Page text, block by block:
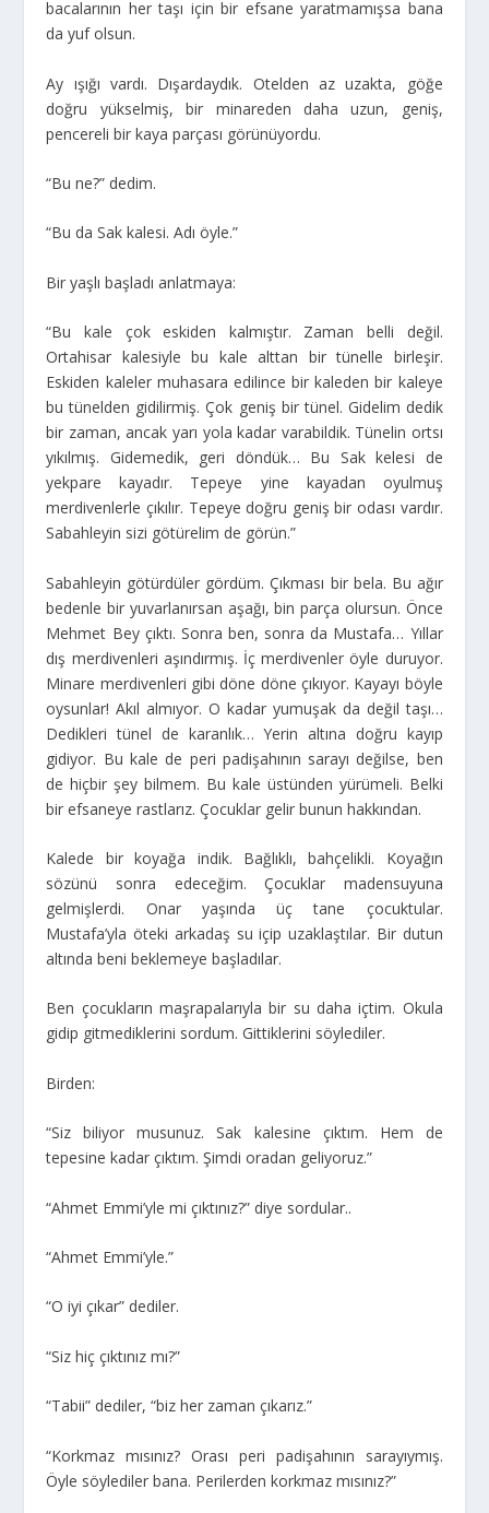
bacalarının her taşı için bir efsane yaratmamışsa bana
da yuf olsun.
Ay ışığı vardı. Dışardaydık. Otelden az uzakta, göğe
doğru yükselmiş, bir minareden daha uzun, geniş,
pencereli bir kaya parçası görünüyordu.
“Bu ne?” dedim.
“Bu da Sak kalesi. Adı öyle.”
Bir yaşlı başladı anlatmaya:
“Bu kale çok eskiden kalmıştır. Zaman belli değil.
Ortahisar kalesiyle bu kale alttan bir tünelle birleşir.
Eskiden kaleler muhasara edilince bir kaleden bir kaleye
bu tünelden gidilirmiş. Çok geniş bir tünel. Gidelim dedik
bir zaman, ancak yarı yola kadar varabildik. Tünelin ortsı
yıkılmış. Gidemedik, geri döndük… Bu Sak kelesi de
yekpare kayadır. Tepeye yine kayadan oyulmuş
merdivenlerle çıkılır. Tepeye doğru geniş bir odası vardır.
Sabahleyin sizi götürelim de görün.”
Sabahleyin götürdüler gördüm. Çıkması bir bela. Bu ağır
bedenle bir yuvarlanırsan aşağı, bin parça olursun. Önce
Mehmet Bey çıktı. Sonra ben, sonra da Mustafa… Yıllar
dış merdivenleri aşındırmış. İç merdivenler öyle duruyor.
Minare merdivenleri gibi döne döne çıkıyor. Kayayı böyle
oysunlar! Akıl almıyor. O kadar yumuşak da değil taşı…
Dedikleri tünel de karanlık… Yerin altına doğru kayıp
gidiyor. Bu kale de peri padişahının sarayı değilse, ben
de hiçbir şey bilmem. Bu kale üstünden yürümeli. Belki
bir efsaneye rastlarız. Çocuklar gelir bunun hakkından.
Kalede bir koyağa indik. Bağlıklı, bahçelikli. Koyağın
sözünü sonra edeceğim. Çocuklar madensuyuna
gelmişlerdi. Onar yaşında üç tane çocuktular.
Mustafa’yla öteki arkadaş su içip uzaklaştılar. Bir dutun
altında beni beklemeye başladılar.
Ben çocukların maşrapalarıyla bir su daha içtim. Okula
gidip gitmediklerini sordum. Gittiklerini söylediler.
Birden:
“Siz biliyor musunuz. Sak kalesine çıktım. Hem de
tepesine kadar çıktım. Şimdi oradan geliyoruz.”
“Ahmet Emmi’yle mi çıktınız?” diye sordular..
“Ahmet Emmi’yle.”
“O iyi çıkar” dediler.
“Siz hiç çıktınız mı?”
“Tabii” dediler, “biz her zaman çıkarız.”
“Korkmaz mısınız? Orası peri padişahının sarayıymış.
Öyle söylediler bana. Perilerden korkmaz mısınız?”